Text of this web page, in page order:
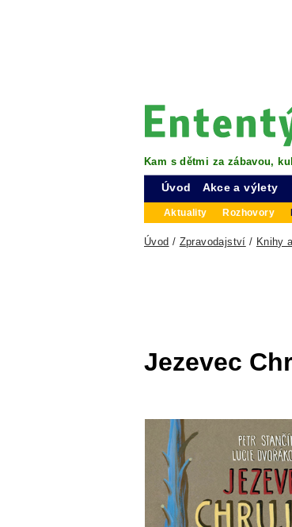
Kam s dětmi za zábavou,
Úvod Akce a výlety
Aktuality Rozhovory
Úvod / Zpravodajství / Knihy
Jezevec